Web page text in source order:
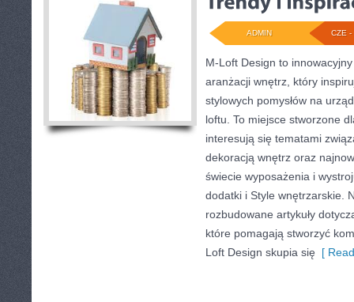
CZE -
ADMIN
M-Loft Design to
aranżacji wnętrz, który
stylowych pomysłów na
loftu. To miejsce stworzone
interesują się tematami
dekoracją wnętrz oraz
świecie wyposażenia i
dodatki i Style wnętrzarskie.
rozbudowane artykuły
które pomagają stworzyć
Loft Design skupia się [